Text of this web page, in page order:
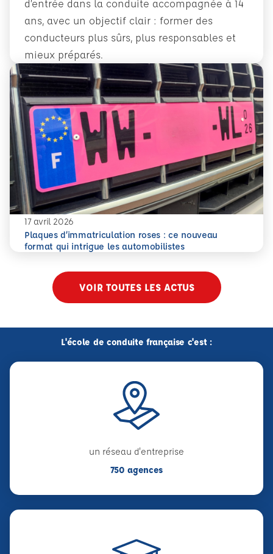
d’entrée dans la conduite accompagnée à 14
ans, avec un objectif clair : former des
conducteurs plus sûrs, plus responsables et
mieux préparés.
En savoir plus
Conduite accompagnée dès 14 ans : former plus tôt pour
17 avril 2026
Plaques d’immatriculation roses : ce nouveau
format qui intrigue les automobilistes
En savoir plus
Plaques d’immatriculation roses : ce nouveau format
VOIR TOUTES LES ACTUS
L'école de conduite française c'est :
un réseau d'entreprise
750 agences